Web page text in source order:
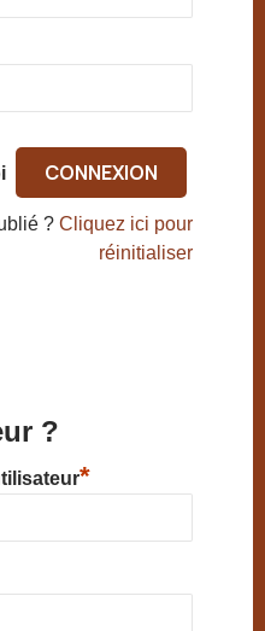
?Cliquez ici pour
réinitialiser
?
*